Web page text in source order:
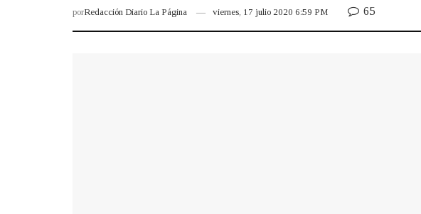
porRedacción Diario La Página viernes, 17 julio 2020 6:59 PM 65